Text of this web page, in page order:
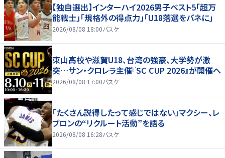
【独自選出】インターハイ2026男子ベスト5「超万
能戦士」「規格外の得点力」「U18落選をバネに」
2026/08/08 18:00バスケ
東山高校や滋賀U18、台湾の強豪、大学勢が激
突…サン・クロレラ主催『SC CUP 2026』が開催へ
2026/08/08 17:00バスケ
「たくさん説得したって感じではない」マクシー、レ
ブロンの“リクルート活動”を語る
2026/08/08 16:28バスケ